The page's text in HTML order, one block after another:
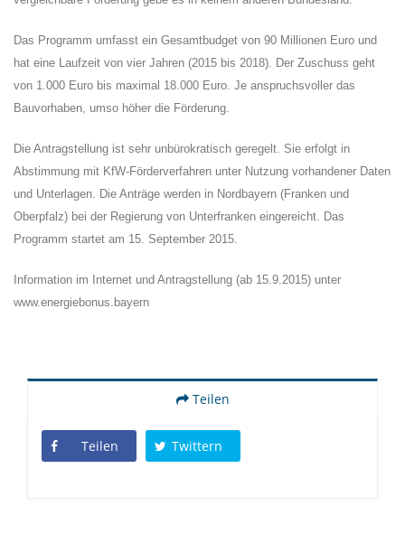
Das Programm umfasst ein Gesamtbudget von 90 Millionen Euro und
hat eine Laufzeit von vier Jahren (2015 bis 2018). Der Zuschuss geht
von 1.000 Euro bis maximal 18.000 Euro. Je anspruchsvoller das
Bauvorhaben, umso höher die Förderung.
Die Antragstellung ist sehr unbürokratisch geregelt. Sie erfolgt in
Abstimmung mit KfW-Förderverfahren unter Nutzung vorhandener Daten
und Unterlagen. Die Anträge werden in Nordbayern (Franken und
Oberpfalz) bei der Regierung von Unterfranken eingereicht. Das
Programm startet am 15. September 2015.
Information im Internet und Antragstellung (ab 15.9.2015) unter
www.energiebonus.bayern
Teilen
Teilen Twittern